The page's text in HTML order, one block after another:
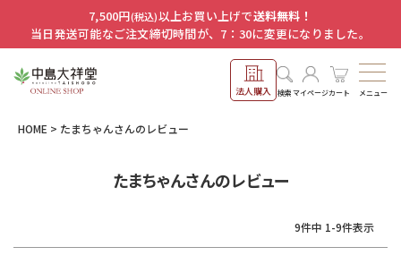
7,500円(税込)以上お買い上げで送料無料！
当日発送可能なご注文締切時間が、7：30に変更になりました。
法人購入 検索マイページカート メニュー
HOME たまちゃんさんのレビュー
たまちゃんさんのレビュー
9件中 1-9件表示